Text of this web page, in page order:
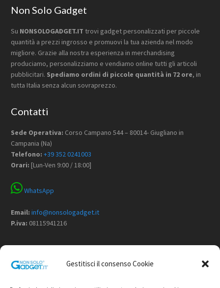
Gestitisci il consenso Cookie
primaria
Footer
Non Solo Gadget
Su NONSOLOGADGET.IT trovi gadget personalizzati per piccole
quantità a prezzi ingrosso e promuovi la tua azienda nel modo
migliore. Grazie alla nostra esperienza in merchandising
produciamo, personalizziamo e vendiamo online tutti gli articoli
pubblicitari. Spediamo ordini di piccole quantità in 72 ore, in
tutta Italia senza alcun sovraprezzo.
Contatti
Sede Operativa: Corso Campano 544 – 80014- Giugliano in
Campania (Na)
Telefono: +39 352 0241003
Orari: [Lun-Ven 9:00 / 18:00]
WhatsApp
Email: info@nonsologadget.it
P.iva: 08115941216
Menù
Home